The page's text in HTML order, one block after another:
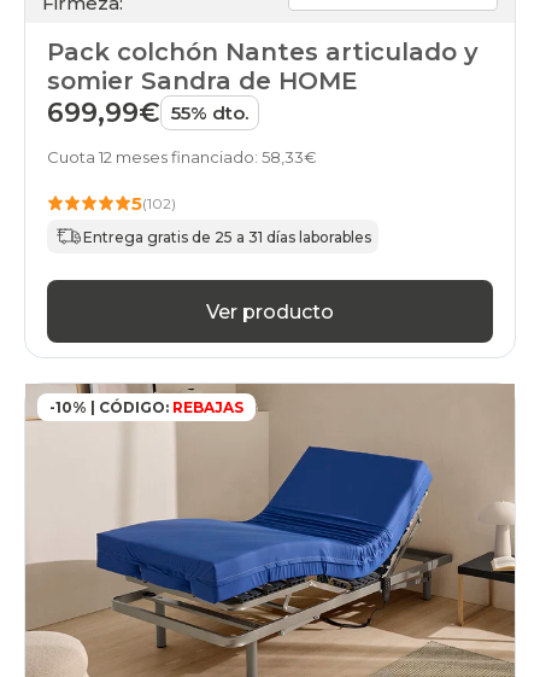
Pack colchón Nantes articulado y
somier Sandra de HOME
699,99€ 55% dto.
Cuota 12 meses financiado: 58,33€
5(102)
Entrega gratis de 25 a 31 días laborables
Ver producto
-10% | CÓDIGO: REBAJAS